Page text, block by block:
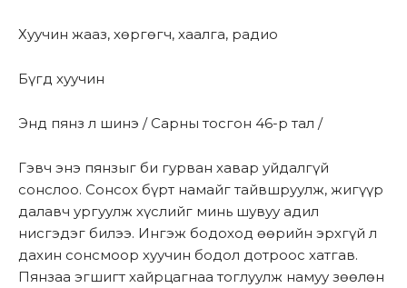
Хуучин жааз, хөргөгч, хаалга, радио
Бүгд хуучин
Энд пянз л шинэ / Сарны тосгон 46-р тал /
Гэвч энэ пянзыг би гурван хавар уйдалгүй
сонслоо. Сонсох бүрт намайг тайвшруулж, жигүүр
далавч ургуулж хүслийг минь шувуу адил
нисгэдэг билээ. Ингэж бодоход өөрийн эрхгүй л
дахин сонсмоор хуучин бодол дотроос хатгав.
Пянзаа эгшигт хайрцагнаа тоглуулж намуу зөөлөн